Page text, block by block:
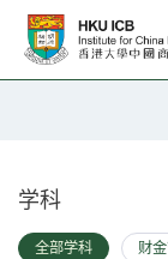
跳往主要内容
教职人员
学科
全部学科 财